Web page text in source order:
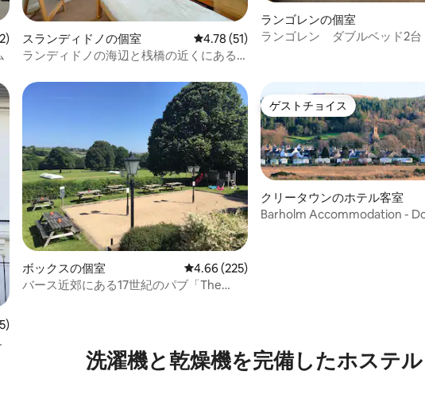
件、5つ星中4.68つ星の平均評価
スランディドノの個室 レビュー51件、5つ星中4.78つ星の平均評価
4.78 (51)
ランディドノの海辺と桟橋の近くにある
ランゴレンの個室
ランゴレン ダブルベッド2
件、5つ星中4.53つ星の平均評価
ボックスの個室 レビュー225件、5つ星中4.66つ星の平均評価
4.66 (225)
バース近郊にある17世紀のパブ「The
ゲストチョイス
ゲストチョイス
クリータウンのホテル客室
Barholm Accommodation -
洗濯機と乾燥機を完備したホステル